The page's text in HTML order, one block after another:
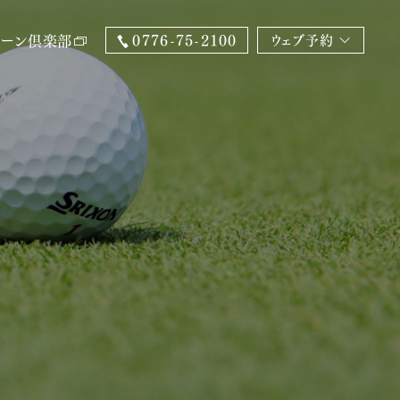
ン倶楽部 0776-75-2100 ウェブ予約